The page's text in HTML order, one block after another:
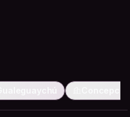
Gualeguaychú